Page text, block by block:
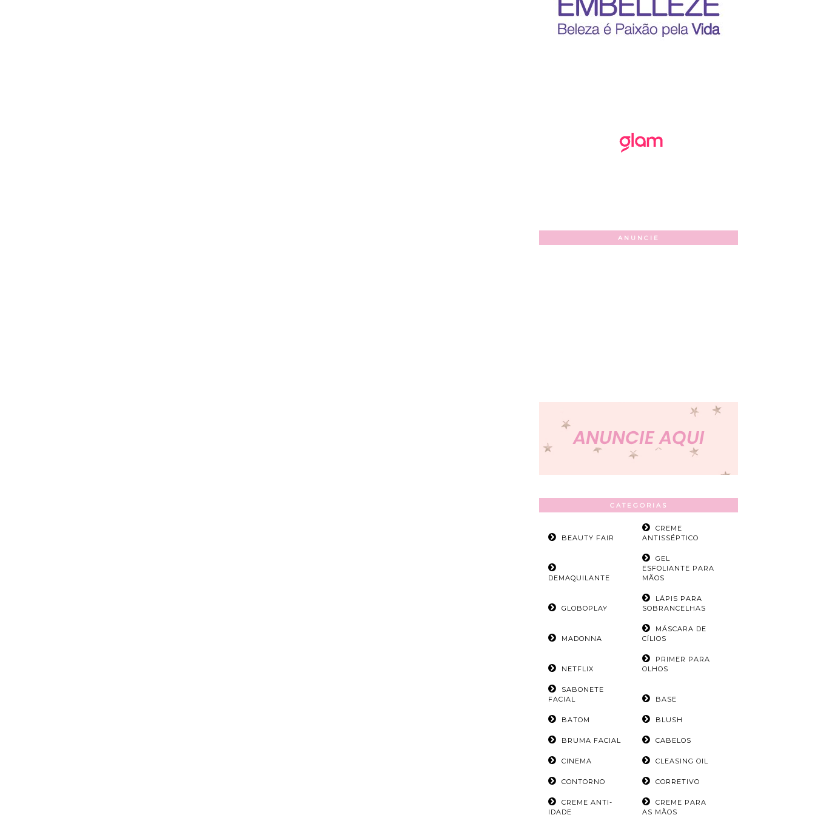
ANUNCIE
CATEGORIAS
BEAUTY FAIR
CREME
ANTISSÉPTICO
DEMAQUILANTE
GEL
ESFOLIANTE PARA
MÃOS
GLOBOPLAY
LÁPIS PARA
SOBRANCELHAS
MADONNA
MÁSCARA DE
CÍLIOS
NETFLIX
PRIMER PARA
OLHOS
SABONETE
FACIAL
BASE
BATOM BLUSH
BRUMA FACIAL CABELOS
CINEMA CLEASING OIL
CONTORNO CORRETIVO
CREME ANTI-
IDADE
CREME PARA
AS MÃOS